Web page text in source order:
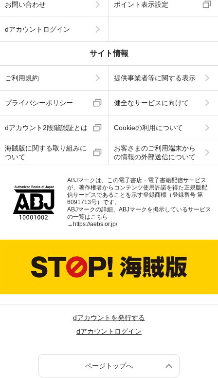
お問い合わせ ポイント表示設定
dアカウントログイン
サイト情報
ご利用規約 提供事業者等に関する表示
プライバシーポリシー 健全なサービスに向けて
dアカウント2段階認証とは Cookieの利用について
海賊版に関する取り組みに
ついて
お客さまのご利用端末から
の情報の外部送信について
ABJマークは、この電子書店・電子書籍配信サービス
が、著作権者からコンテンツ使用許諾を得た正規版配
信サービスであることを示す登録商標（登録番号 第
6091713号）です。
ABJマークの詳細、ABJマークを掲示しているサービス
の一覧はこちら
→ https://aebs.or.jp/
dアカウントを発行する
dアカウントログイン
ページトップへ